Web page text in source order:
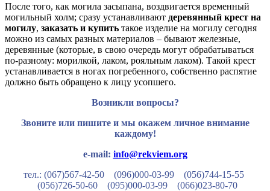
После того, как могила засыпана, воздвигается временный
могильный холм; сразу устанавливают деревянный крест на
могилу, заказать и купить такое изделие на могилу сегодня
можно из самых разных материалов – бывают железные,
деревянные (которые, в свою очередь могут обрабатываться
по-разному: морилкой, лаком, рояльным лаком). Такой крест
устанавливается в ногах погребенного, собственно распятие
должно быть обращено к лицу усопшего.
Возникли вопросы?
Звоните или пишите и мы окажем личное внимание
каждому!
e-mail: info@rekviem.org
тел.: (067)567-42-50 (096)000-03-99
(056)744-15-55
(056)726-50-60
(095)000-03-99
(066)023-80-70